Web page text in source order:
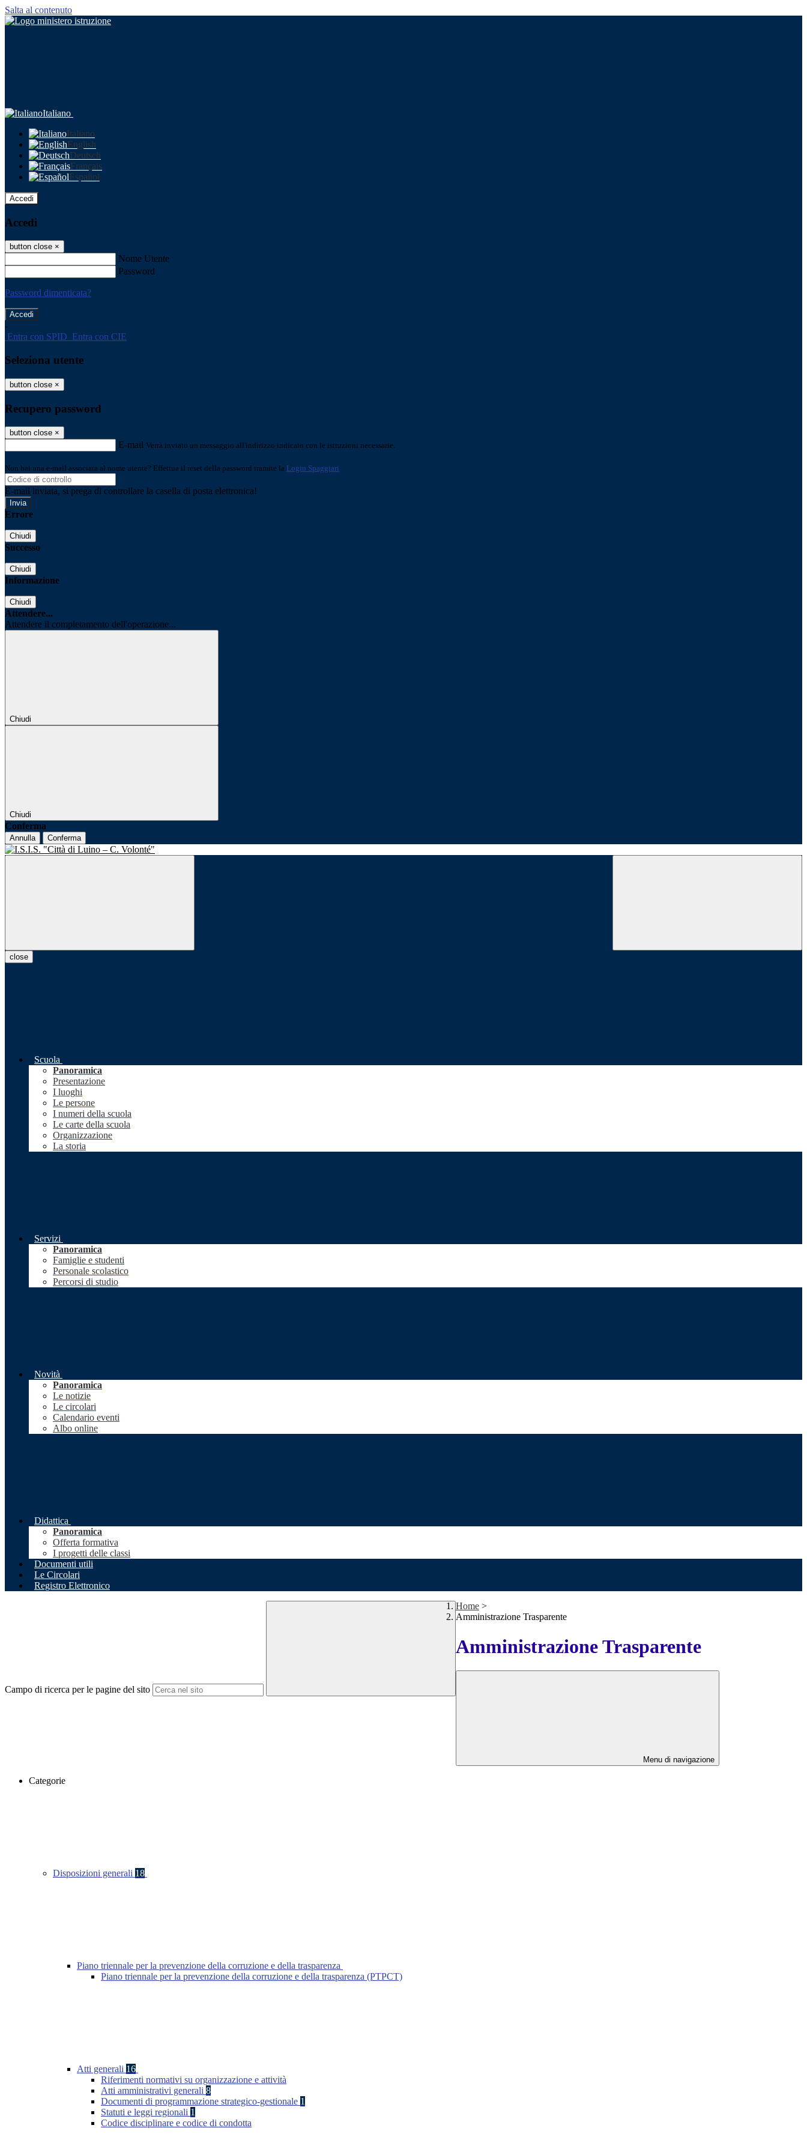
Salta al contenuto
Italiano
Italiano
English
Deutsch
Français
Español
Accedi
Accedi
button close ×
Nome Utente
Password
Password dimenticata?
-
Entra con SPID Entra con CIE
Seleziona utente
button close ×
Recupero password
button close ×
E-mail Verrà inviato un messaggio all'indirizzo indicato con le istruzioni necessarie.
Non hai una e-mail associata al nome utente? Effettua il reset della password tramite la Login Spaggiari
E-mail inviata, si prega di controllare la casella di posta elettronica!
Errore
Chiudi
Successo
Chiudi
Informazione
Chiudi
Attendere...
Attendere il completamento dell'operazione...
Chiudi
Chiudi
Conferma
Annulla Conferma
close
Scuola
Panoramica
Presentazione
I luoghi
Le persone
I numeri della scuola
Le carte della scuola
Organizzazione
La storia
Servizi
Panoramica
Famiglie e studenti
Personale scolastico
Percorsi di studio
Novità
Panoramica
Le notizie
Le circolari
Calendario eventi
Albo online
Didattica
Panoramica
Offerta formativa
I progetti delle classi
Documenti utili
Le Circolari
Registro Elettronico
Campo di ricerca per le pagine del sito
Home >
Amministrazione Trasparente
Amministrazione Trasparente
Menu di navigazione
Categorie
Disposizioni generali 18
Piano triennale per la prevenzione della corruzione e della trasparenza
Piano triennale per la prevenzione della corruzione e della trasparenza (PTPCT)
Atti generali 16
Riferimenti normativi su organizzazione e attività
Atti amministrativi generali 8
Documenti di programmazione strategico-gestionale 1
Statuti e leggi regionali 1
Codice disciplinare e codice di condotta